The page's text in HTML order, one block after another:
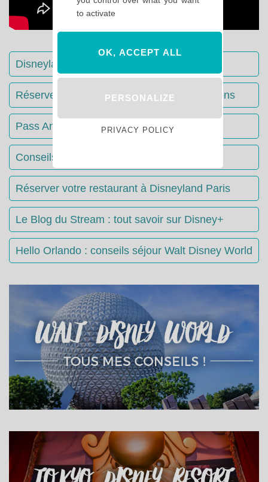
Disneyland Paris : Le guide complet
Réserver votre séjour : toutes les informations
Pass Annuels Disney : informations
Conseils & Astuces Disneyland Paris
Réserver votre restaurant à Disneyland Paris
Le Blog du Stream : tout savoir sur Disney+
Hello Orlando : conseils séjour Walt Disney World
to activate
OK, ACCEPT ALL
PERSONALIZE
PRIVACY POLICY